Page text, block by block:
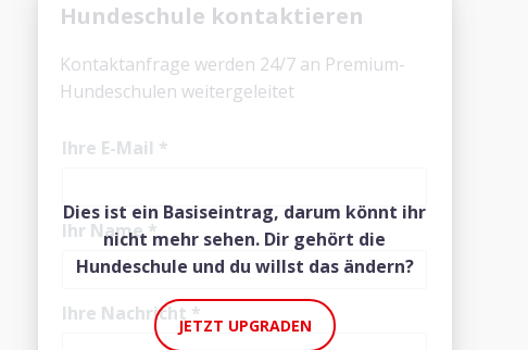
Dies ist ein Basiseintrag, darum könnt ihr
nicht mehr sehen. Dir gehört die
Hundeschule und du willst das ändern?
JETZT UPGRADEN
Hundeschule kontaktieren
Kontaktanfrage werden 24/7 an Premium-
Hundeschulen weitergeleitet
Ihre E-Mail *
Ihr Name*
Ihre Nachricht *